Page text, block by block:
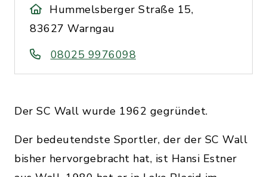
Hummelsberger Straße 15,
83627 Warngau
08025 9976098
Der SC Wall wurde 1962 gegründet.
Der bedeutendste Sportler, der der SC Wall
bisher hervorgebracht hat, ist Hansi Estner